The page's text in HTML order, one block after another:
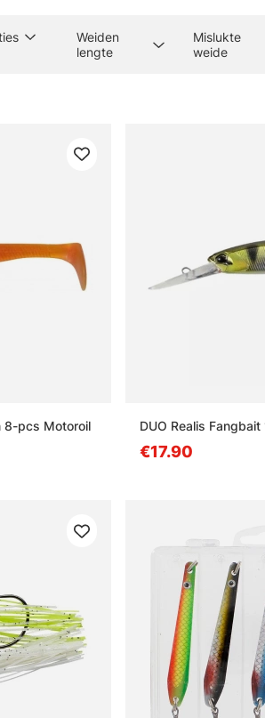
Weiden
lengte
Mislukte
weide
8-pcs Motoroil
DUO Realis
€17.90